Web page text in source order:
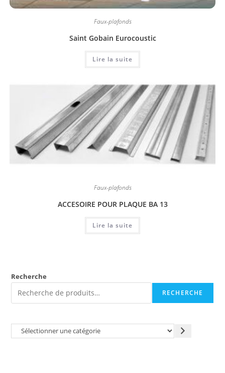
Faux-plafonds
Saint Gobain Eurocoustic
Lire la suite
Faux-plafonds
ACCESOIRE POUR PLAQUE BA 13
Lire la suite
Recherche
RECHERCHE